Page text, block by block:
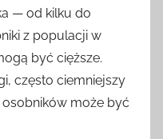
— od kilku do
z populacji w
być cięższe.
często ciemniejszy
może być